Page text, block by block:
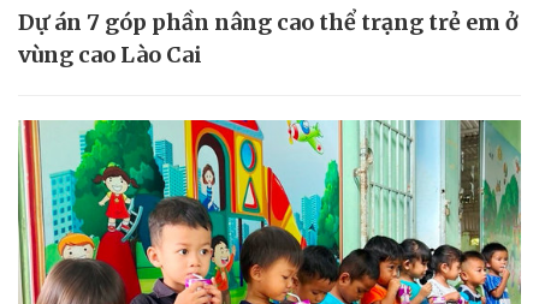
Dự án 7 góp phần nâng cao thể trạng trẻ em ở
vùng cao Lào Cai